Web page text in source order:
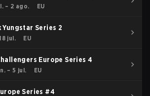
#2
– 2 ago. EU
Yungstar Series 2
jul. EU
Europe Series 4
– 5 jul. EU
Series #4